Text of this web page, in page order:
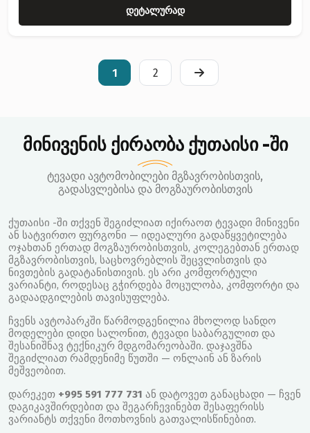
დეტალურად
1 2
მინივენის ქირაობა ქუთაისი -ში
ტევადი ავტომობილები მგზავრობისთვის,
გადასვლებისა და მოგზაურობისთვის
ქუთაისი -ში თქვენ შეგიძლიათ იქირაოთ ტევადი მინივენი
ან სატვირთო ფურგონი — იდეალური გადაწყვეტილება
ოჯახთან ერთად მოგზაურობისთვის, კოლეგებთან ერთად
მგზავრობისთვის, საცხოვრებლის შეცვლისთვის და
ნივთების გადატანისთივის. ეს არი კომფორტული
ვარიანტი, როდესაც გჭირდება მოცულობა, კომფორტი და
გადაადგილების თავისუფლება.
ჩვენს ავტოპარკში წარმოდგენილია მხოლოდ სანდო
მოდელები დიდი სალონით, ტევადი საბარგულით და
შესანიშნავ ტექნიკურ მდგომარეობაში. დაჯავშნა
შეგიძლიათ რამდენიმე წუთში — ონლაინ ან ზარის
მეშვეობით.
დარეკეთ +995 591 777 731 ან დატოვეთ განაცხადი — ჩვენ
დაგიკავშირდებით და შეგარჩევინებთ შესაფერისს
ვარიანტს თქვენი მოთხოვნის გათვალისწინებით.